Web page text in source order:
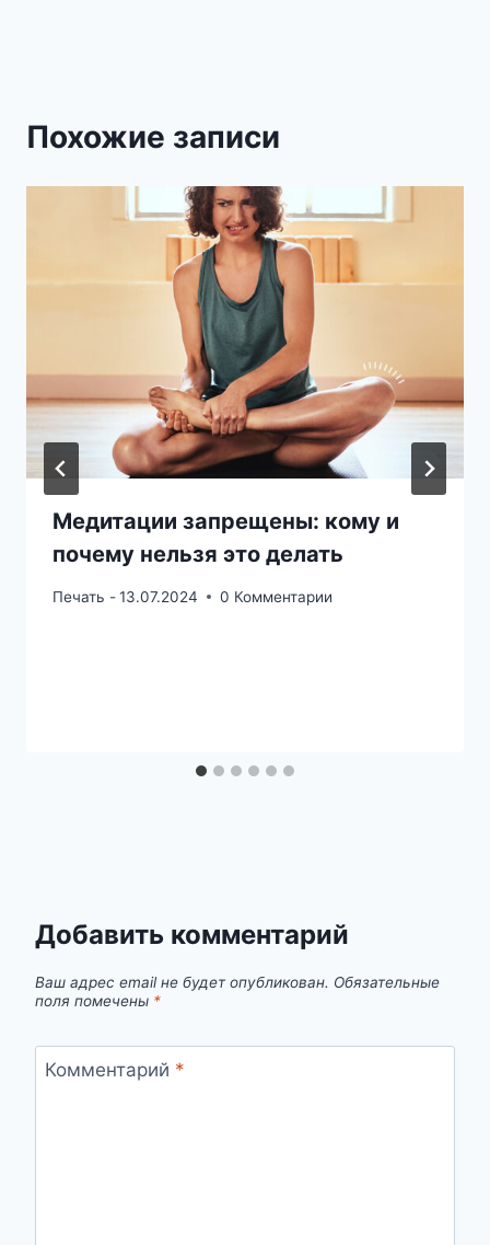
Похожие записи
Медитации запрещены: кому и
почему нельзя это делать
Печать -13.07.2024 0 Комментарии
Добавить комментарий
Ваш адрес email не будет опубликован. Обязательные
поля помечены *
Комментарий *